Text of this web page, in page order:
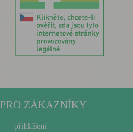
PRO ZÁKAZNÍKY
- přihlášení